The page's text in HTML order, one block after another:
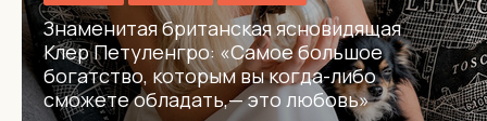
Знаменитая британская ясновидящая
Клер Петуленгро: «Самое большое
богатство, которым вы когда-либо
сможете обладать,— это любовь»